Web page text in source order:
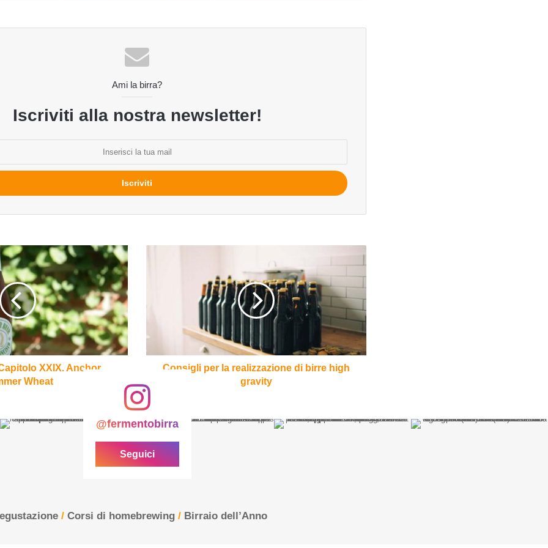
Ami la birra?
Iscriviti alla nostra newsletter!
XXIX. Anchor
Wheat
gravity
Consigli per la realizzazione di birre high
gravity
@fermentobirra
Seguici
/ Corsi di homebrewing / Birraio dell’Anno